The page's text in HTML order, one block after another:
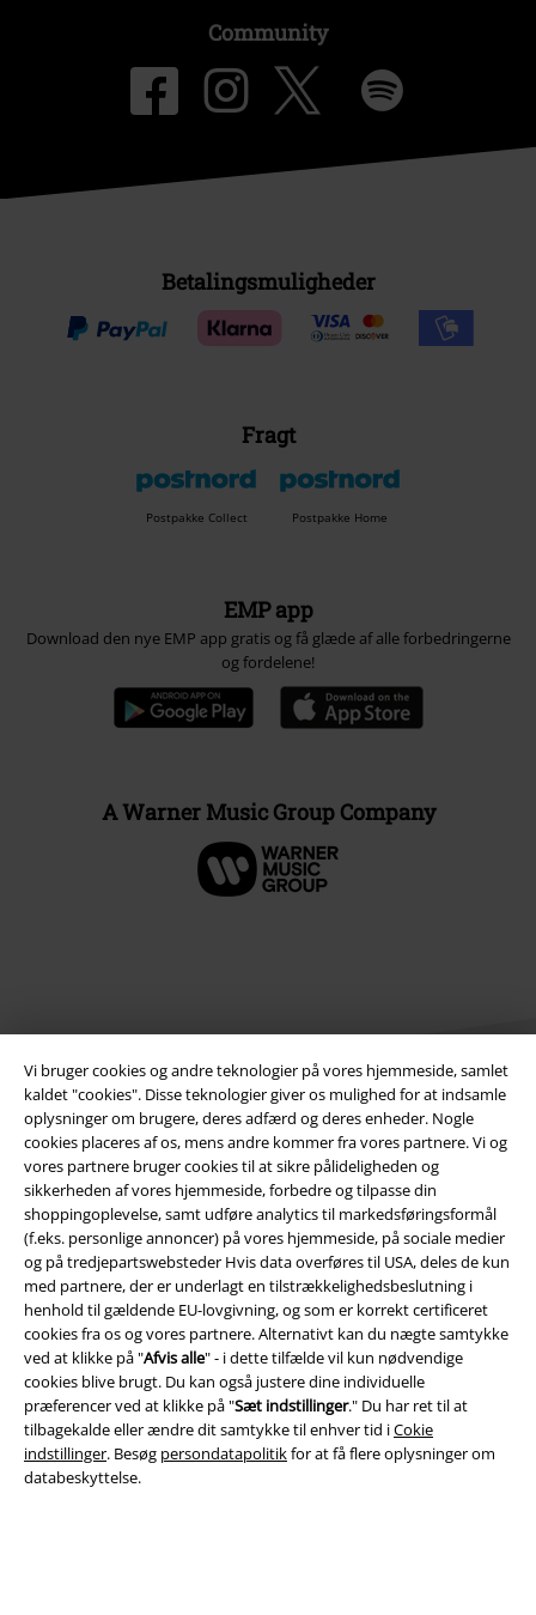
Vi bruger cookies og andre teknologier på vores hjemmeside, samlet
kaldet "cookies". Disse teknologier giver os mulighed for at indsamle
oplysninger om brugere, deres adfærd og deres enheder. Nogle
cookies placeres af os, mens andre kommer fra vores partnere. Vi og
vores partnere bruger cookies til at sikre pålideligheden og
sikkerheden af ​​vores hjemmeside, forbedre og tilpasse din
shoppingoplevelse, samt udføre analytics til markedsføringsformål
(f.eks. personlige annoncer) på vores hjemmeside, på sociale medier
og på tredjepartswebsteder Hvis data overføres til USA, deles de kun
med partnere, der er underlagt en tilstrækkelighedsbeslutning i
henhold til gældende EU-lovgivning, og som er korrekt certificeret
cookies fra os og vores partnere. Alternativt kan du nægte samtykke
ved at klikke på "Afvis alle" - i dette tilfælde vil kun nødvendige
cookies blive brugt. Du kan også justere dine individuelle
præferencer ved at klikke på "Sæt indstillinger." Du har ret til at
tilbagekalde eller ændre dit samtykke til enhver tid iCokie
indstillinger. Besøg persondatapolitikfor at få flere oplysninger om
databeskyttelse.
Community
Betalingsmuligheder
Fragt
Postpakke Collect Postpakke Home
EMP app
Download den nye EMP app gratis og få glæde af alle forbedringerne
og fordelene!
A Warner Music Group Company
Juridisk
Salgs-, medlems- & leveringsbetingelser
Om EMP Danmark
Persondatapolitik
Bortskaffelse af affald og miljøbeskyttelse
Overensstemmelseserklæring
Oplysninger om tilgængelighed